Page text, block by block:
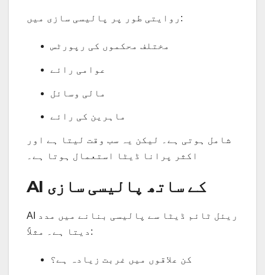
روایتی طور پر پالیسی سازی میں:
مختلف محکموں کی رپورٹس
عوامی رائے
مالی وسائل
ماہرین کی رائے
شامل ہوتی ہے۔ لیکن یہ سب وقت لیتا ہے اور
اکثر پرانا ڈیٹا استعمال ہوتا ہے۔
AI کے ساتھ پالیسی سازی
AI ریئل ٹائم ڈیٹا سے پالیسی بنانے میں مدد
دیتا ہے۔ مثلاً:
کن علاقوں میں غربت زیادہ ہے؟